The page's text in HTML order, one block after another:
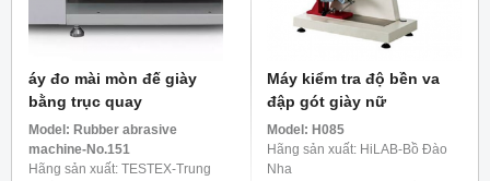
áy đo mài mòn đế giày
bằng trục quay
Model: Rubber abrasive
machine-No.151
Hãng sản xuất: TESTEX-Trung
Máy kiểm tra độ bền va
đập gót giày nữ
Model: H085
Hãng sản xuất: HiLAB-Bồ Đào
Nha